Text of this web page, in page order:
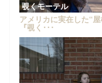
覗くモーテル
アメリカに実在した“
『覗く･･･